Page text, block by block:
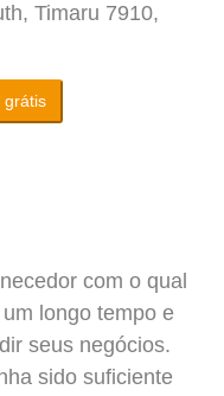
Timaru 7910,
grátis
com o qual
longo tempo e
seus negócios.
sido suficiente